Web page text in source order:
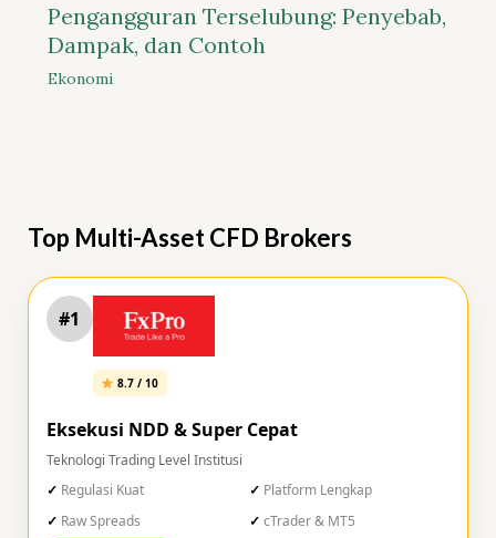
Pengangguran Terselubung: Penyebab,
Dampak, dan Contoh
Ekonomi
Top Multi-Asset CFD Brokers
#1
8.7 / 10
Eksekusi NDD & Super Cepat
Teknologi Trading Level Institusi
Regulasi Kuat
Platform Lengkap
Raw Spreads
cTrader & MT5